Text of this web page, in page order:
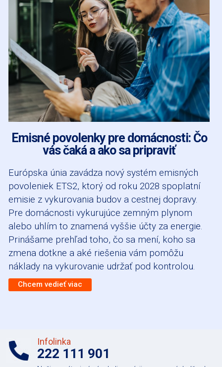
Emisné povolenky pre domácnosti: Čo
vás čaká a ako sa pripraviť
Európska únia zavádza nový systém emisných
povoleniek ETS2, ktorý od roku 2028 spoplatní
emisie z vykurovania budov a cestnej dopravy.
Pre domácnosti vykurujúce zemným plynom
alebo uhlím to znamená vyššie účty za energie.
Prinášame prehľad toho, čo sa mení, koho sa
zmena dotkne a aké riešenia vám pomôžu
náklady na vykurovanie udržať pod kontrolou.
Chcem vedieť viac
Infolinka
222 111 901